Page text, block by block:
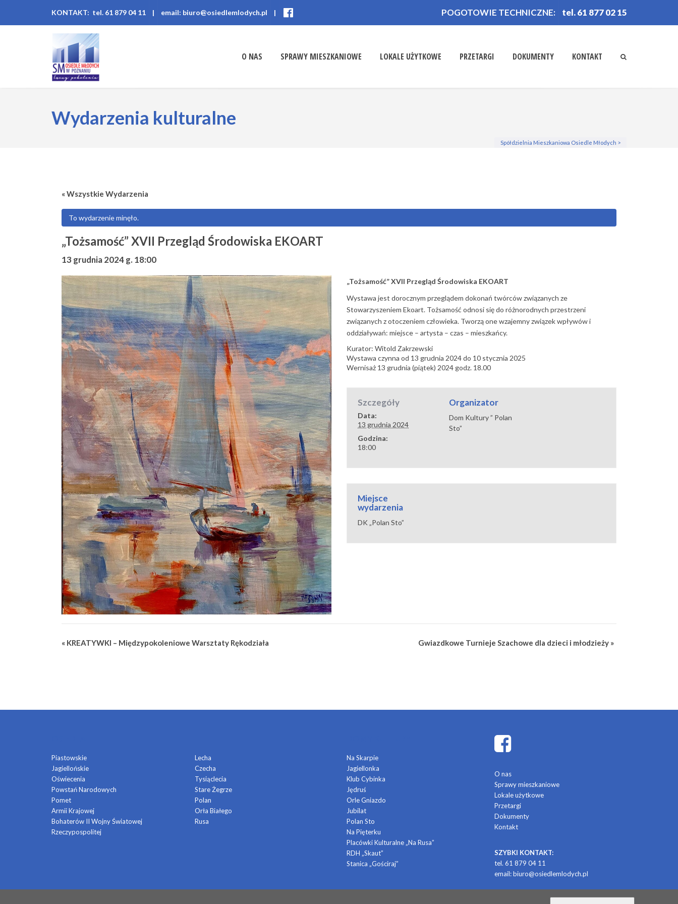
KONTAKT: tel. 61 879 04 11 | email: biuro@osiedlemlodych.pl | POGOTOWIE TECHNICZNE: tel. 61 877 02 15
O NAS SPRAWY MIESZKANIOWE LOKALE UŻYTKOWE PRZETARGI DOKUMENTY KONTAKT
Wydarzenia kulturalne
Spółdzielnia Mieszkaniowa Osiedle Młodych >
« Wszystkie Wydarzenia
To wydarzenie minęło.
„Tożsamość” XVII Przegląd Środowiska EKOART
13 grudnia 2024 g. 18:00
„Tożsamość” XVII Przegląd Środowiska EKOART
Wystawa jest dorocznym przeglądem dokonań twórców związanych ze
Stowarzyszeniem Ekoart. Tożsamość odnosi się do różnorodnych przestrzeni
związanych z otoczeniem człowieka. Tworzą one wzajemny związek wpływów i
oddziaływań: miejsce – artysta – czas – mieszkańcy.
Kurator: Witold Zakrzewski
Wystawa czynna od 13 grudnia 2024 do 10 stycznia 2025
Wernisaż 13 grudnia (piątek) 2024 godz. 18.00
Szczegóły
Data:
13 grudnia 2024
Godzina:
18:00
Organizator
Dom Kultury ” Polan
Sto”
Miejsce
wydarzenia
DK „Polan Sto”
Wydarzenie
« KREATYWKI – Międzypokoleniowe Warsztaty Rękodziała Gwiazdkowe Turnieje Szachowe dla dzieci i młodzieży »
Piastowskie
Jagiellońskie
Oświecenia
Powstań Narodowych
Pomet
Armii Krajowej
Bohaterów II Wojny Światowej
Rzeczypospolitej
Lecha
Czecha
Tysiąclecia
Stare Żegrze
Polan
Orła Białego
Rusa
Na Skarpie
Jagiellonka
Klub Cybinka
Jędruś
Orle Gniazdo
Jubilat
Polan Sto
Na Pięterku
Placówki Kulturalne „Na Rusa”
RDH „Skaut”
Stanica „Gościraj”
O nas
Sprawy mieszkaniowe
Lokale użytkowe
Przetargi
Dokumenty
Kontakt
SZYBKI KONTAKT:
tel. 61 879 04 11
email:biuro@osiedlemlodych.pl